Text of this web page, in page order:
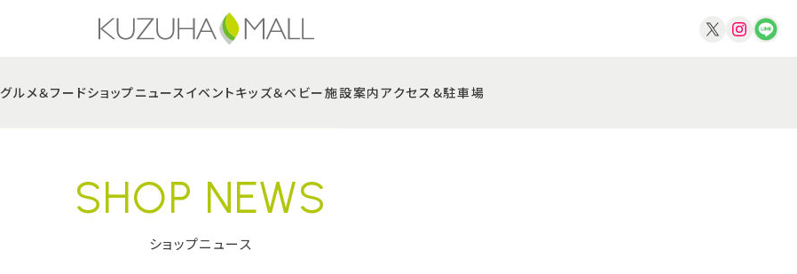
グルメ＆フードショップニュース イベントキッズ＆ベビー施設案内アクセス＆駐車場
SHOP NEWS
ショップニュース